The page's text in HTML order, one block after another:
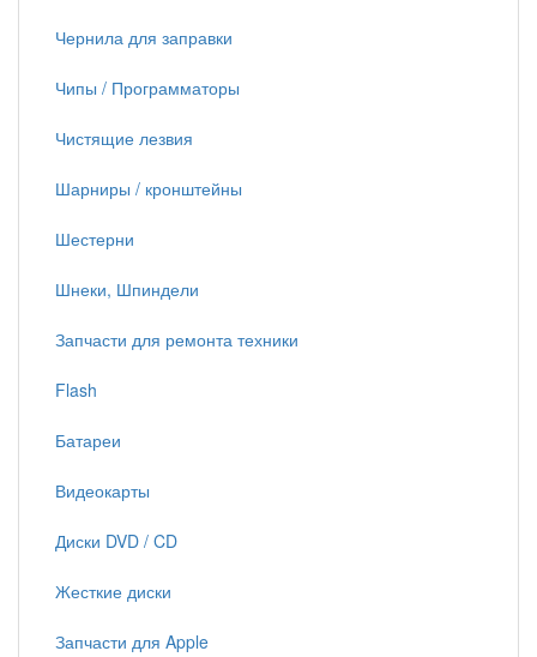
Чернила для заправки
Чипы / Программаторы
Чистящие лезвия
Шарниры / кронштейны
Шестерни
Шнеки, Шпиндели
Запчасти для ремонта техники
Flash
Батареи
Видеокарты
Диски DVD / CD
Жесткие диски
Запчасти для Apple